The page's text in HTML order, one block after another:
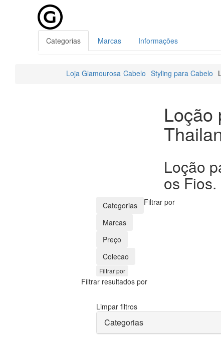
Categorias Marcas Informações
Loja Glamourosa Cabelo Styling para Cabelo
Loção
Loção
os Fios.
Filtrar por
Categorias
Marcas
Preço
Colecao
Filtrar por
Filtrar resultados por
Limpar filtros
Categorias